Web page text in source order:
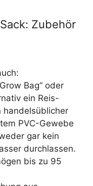
Zubehör
Bag“ oder
ein Reis-
handelsüblicher
PVC-Gewebe
gar kein
durchlassen.
bis zu 95